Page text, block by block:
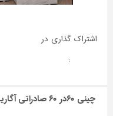
اشتراک گذاری در
:
چینی ۶۰در ۶۰ صادراتی آگاریا